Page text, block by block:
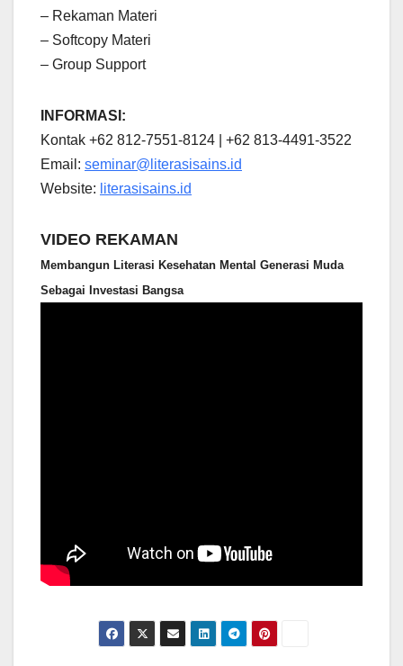
– Rekaman Materi
– Softcopy Materi
– Group Support
INFORMASI:
Kontak +62 812-7551-8124 | +62 813-4491-3522
Email: seminar@literasisains.id
Website: literasisains.id
VIDEO REKAMAN
Membangun Literasi Kesehatan Mental Generasi Muda
Sebagai Investasi Bangsa